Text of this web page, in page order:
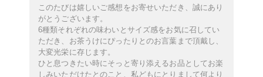
このたびは嬉しいご感想をお寄せいただき、誠にあり
がとうございます。
6種類それぞれの味わいとサイズ感をお気に召してい
ただき、お茶うけにぴったりとのお言葉まで頂戴し、
大変光栄に存じます。
ひと息つきたい時にそっと寄り添えるお品としてお楽
しみいただけたとのこと、私どもにとりまして何より